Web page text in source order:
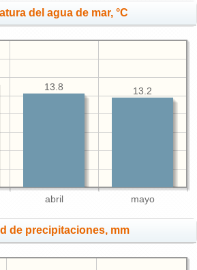
del agua de mar, °C
abril mayo
13.2
13.8
de precipitaciones, mm